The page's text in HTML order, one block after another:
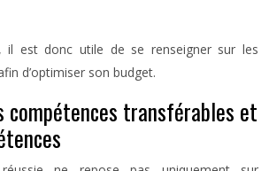
il est donc utile de se renseigner sur les
d’optimiser son budget.
compétences transférables et